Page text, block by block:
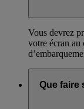
Vous devrez
votre écran au
Que faire